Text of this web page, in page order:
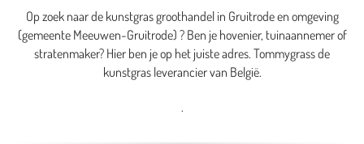
Op zoek naar de kunstgras groothandel in Gruitrode en omgeving
(gemeente Meeuwen-Gruitrode) ? Ben je hovenier, tuinaannemer of
stratenmaker? Hier ben je op het juiste adres. Tommygrass de
kunstgras leverancier van België.
.